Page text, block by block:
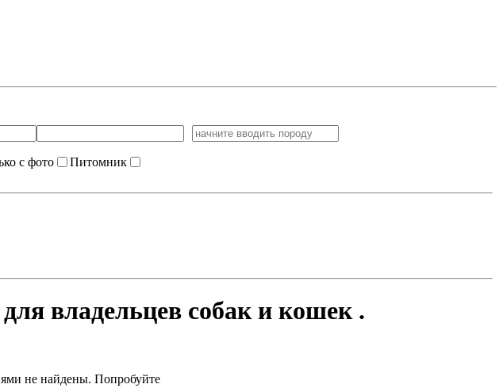
с фото Питомник
владельцев собак и кошек .
не найдены. Попробуйте